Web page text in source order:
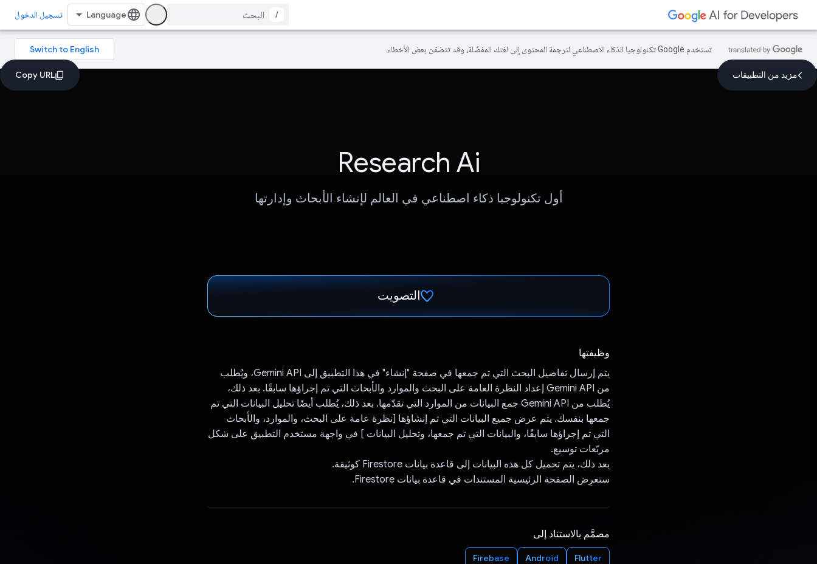
/ تسجيل الدخول
تستخدم Google تكنولوجيا الذكاء الاصطناعي لترجمة المحتوى إلى لغتك المفضّلة، وقد تتضمّن بعض الأخطاء.
مزيد من التطبيقات
Research Ai
أول تكنولوجيا ذكاء اصطناعي في العالم لإنشاء الأبحاث وإدارتها
التصويت
وظيفتها
يتم إرسال تفاصيل البحث التي تم جمعها في صفحة "إنشاء" في هذا التطبيق إلى Gemini API، ويُطلب
من Gemini API إعداد النظرة العامة على البحث والموارد والأبحاث التي تم إجراؤها سابقًا. بعد ذلك،
يُطلب من Gemini API جمع البيانات من الموارد التي تقدّمها. بعد ذلك، يُطلب أيضًا تحليل البيانات التي تم
جمعها بنفسك. يتم عرض جميع البيانات التي تم إنشاؤها [نظرة عامة على البحث، والموارد، والأبحاث
التي تم إجراؤها سابقًا، والبيانات التي تم جمعها، وتحليل البيانات ] في واجهة مستخدم التطبيق على شكل
مربّعات توسيع.
بعد ذلك، يتم تحميل كل هذه البيانات إلى قاعدة بيانات Firestore كوثيقة.
ستعرِض الصفحة الرئيسية المستندات في قاعدة بيانات Firestore.
مصمَّم بالاستناد إلى
Flutter
Android
Firebase